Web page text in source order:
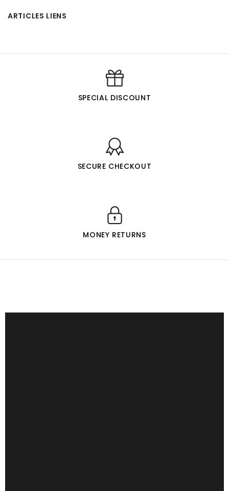
ARTICLES LIENS
SPECIAL DISCOUNT
SECURE CHECKOUT
MONEY RETURNS